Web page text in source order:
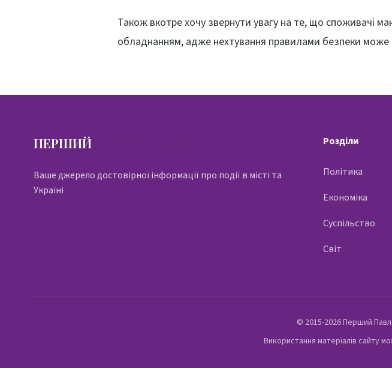
Також вкотре хочу звернути увагу на те, що споживачі
обладнанням, адже нехтування правилами безпеки
ПЕРШИЙ
Ваше джерело достовірної інформації про події в місті та
Україні
Розділи
Політика
Економіка
Суспільство
Світ
© 2015-2026 Перший
Використання матеріалів сайту